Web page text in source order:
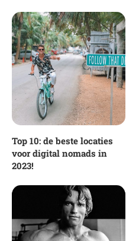
Top 10: de beste locaties
voor digital nomads in
2023!